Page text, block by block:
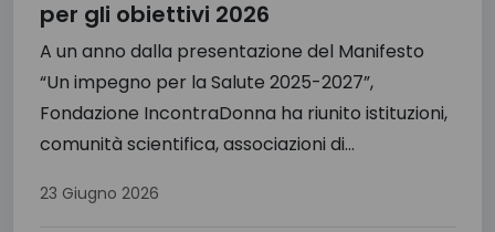
per gli obiettivi 2026
A un anno dalla presentazione del Manifesto
“Un impegno per la Salute 2025-2027”,
Fondazione IncontraDonna ha riunito istituzioni,
comunità scientifica, associazioni di...
23 Giugno 2026